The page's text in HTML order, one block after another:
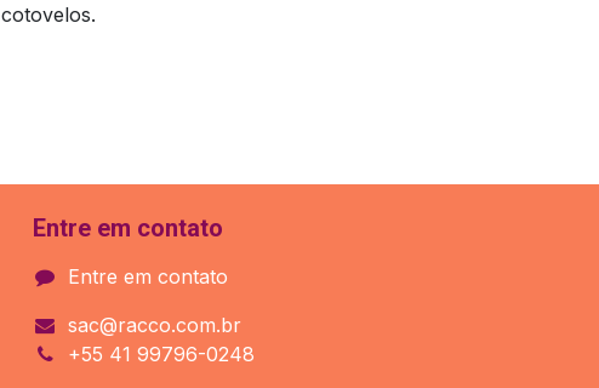
Entre em contato
Entre em contato
sac@racco.com.br
+55 41 99796-0248